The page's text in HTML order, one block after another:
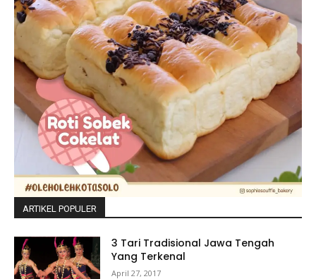
ARTIKEL POPULER
3 Tari Tradisional Jawa Tengah
Yang Terkenal
April 27, 2017